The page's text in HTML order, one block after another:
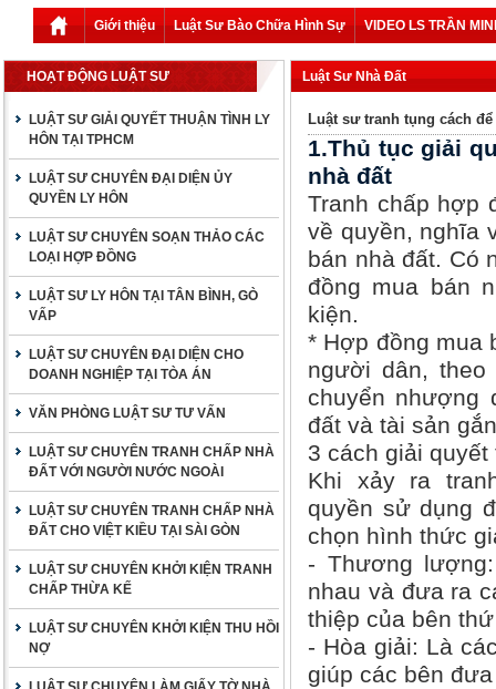
Giới thiệu Luật Sư Bào Chữa Hình Sự VIDEO LS TRẦN
HOẠT ĐỘNG LUẬT SƯ
LUẬT SƯ GIẢI QUYẾT THUẬN TÌNH LY
HÔN TẠI TPHCM
LUẬT SƯ CHUYÊN ĐẠI DIỆN ỦY
QUYỀN LY HÔN
LUẬT SƯ CHUYÊN SOẠN THẢO CÁC
LOẠI HỢP ĐỒNG
LUẬT SƯ LY HÔN TẠI TÂN BÌNH, GÒ
VẤP
LUẬT SƯ CHUYÊN ĐẠI DIỆN CHO
DOANH NGHIỆP TẠI TÒA ÁN
VĂN PHÒNG LUẬT SƯ TƯ VẤN
LUẬT SƯ CHUYÊN TRANH CHẤP NHÀ
ĐẤT VỚI NGƯỜI NƯỚC NGOÀI
LUẬT SƯ CHUYÊN TRANH CHẤP NHÀ
ĐẤT CHO VIỆT KIỀU TẠI SÀI GÒN
LUẬT SƯ CHUYÊN KHỞI KIỆN TRANH
CHẤP THỪA KẾ
LUẬT SƯ CHUYÊN KHỞI KIỆN THU HỒI
NỢ
Luật Sư Nhà Đất
Luật sư tranh tụng cách
1.Thủ tục giải
nhà đất
Tranh chấp hợp
về quyền, nghĩa
bán nhà đất. Có
đồng mua bán
kiện.
* Hợp đồng mua
người dân,
chuyển nhượng
đất và tài sản
3 cách giải quyết
Khi xảy ra
quyền sử dụng
chọn hình thức
- Thương
nhau và đưa ra
thiệp của bên
- Hòa giải: Là
giúp các bên